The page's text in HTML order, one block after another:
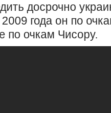
досрочно
года он по
по очкам Чисору.